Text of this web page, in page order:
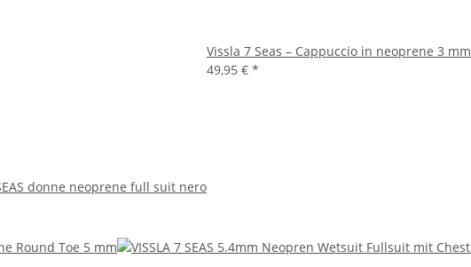
donne neoprene full suit nero
Vissla 7 Seas – Cappuccio in neoprene 3 mm
49,95 € *